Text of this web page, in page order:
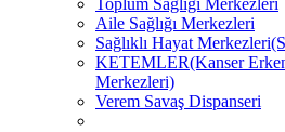
Aile Sağlığı Merkezleri
Sağlıklı Hayat
KETEMLER(Kanser
Merkezleri)
Verem Savaş Dispanseri